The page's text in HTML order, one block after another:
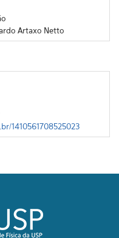
Artaxo Netto
1410561708525023